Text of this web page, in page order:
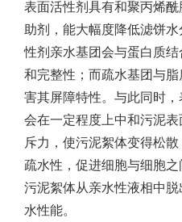
表面活性剂具有和聚丙烯
助剂，能大幅度降低滤饼
性剂亲水基团会与蛋白质
和完整性；而疏水基团与
害其屏障特性。与此同时
会在一定程度上中和污泥
斥力，使污泥絮体变得松
疏水性，促进细胞与细胞
污泥絮体从亲水性液相中
水性能。